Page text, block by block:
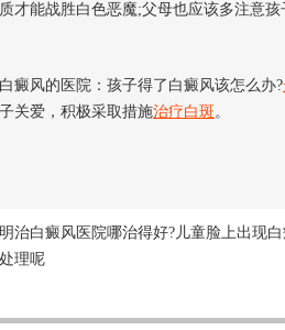
才能战胜白色恶魔;父母也应该多注意
风的医院：孩子得了白癜风该怎么办?
关爱，积极采取措施治疗白斑。
治白癜风医院哪治得好?儿童脸上出现白
理呢